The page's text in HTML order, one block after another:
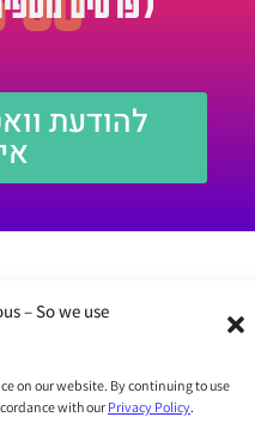
– So we use
on our website. By continuing to use
with our Privacy Policy.
להודעת